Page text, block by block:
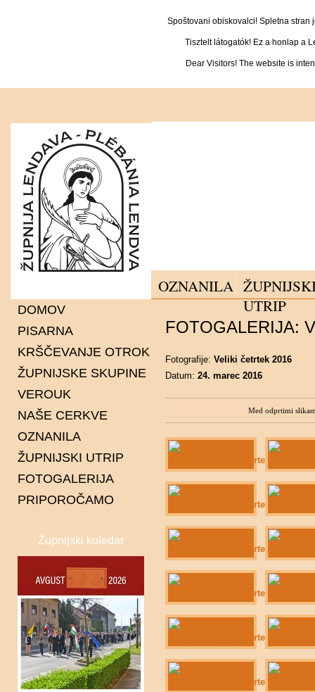
Spoštovani obiskovalci! Spletna
Tisztelt látogatók! Ez a honlap a
Dear Visitors! The website is
OZNANILA
UTRIP
DOMOV
PISARNA
KRŠČEVANJE OTROK
ŽUPNIJSKE SKUPINE
Karitas
Ministranti
Pevska skupina Spiritus
Gaudi
Pastoralni svet
VEROUK
NAŠE CERKVE
Čentiba
Dolina
Dolnji Lakoš
Gaberje
Kapca
Lendava
Petišovci
Pince
Sveta Trojica
OZNANILA
ŽUPNIJSKI UTRIP
FOTOGALERIJA
PRIPOROČAMO
Župnijski koledar
FOTOGALERIJA:
Fotografije: Veliki četrtek 2016
Datum: 24. marec 2016
Med odprtimi